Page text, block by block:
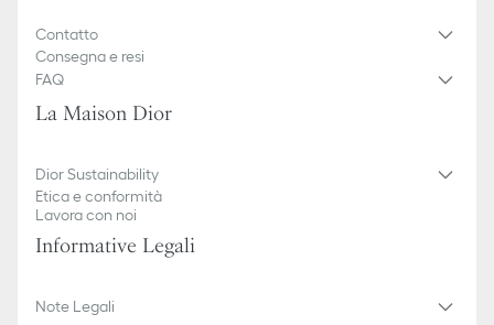
Contatto
Consegna e resi
FAQ
La Maison Dior
Dior Sustainability
Etica e conformità
Lavora con noi
Informative Legali
Note Legali